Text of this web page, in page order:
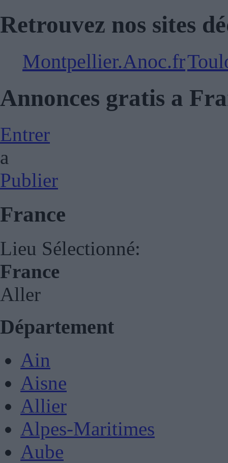
Retrouvez nos sites
Montpellier.Anoc.fr
Annonces gratis a
Entrer
a
Publier
France
Lieu Sélectionné:
France
Aller
Département
Ain
Aisne
Allier
Alpes-Maritimes
Aube